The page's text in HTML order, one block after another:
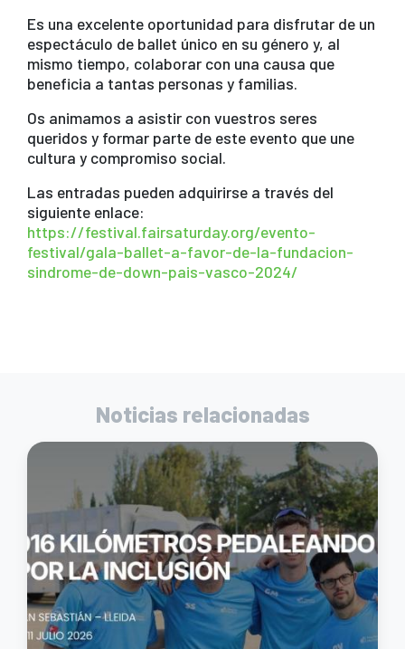
Es una excelente oportunidad para disfrutar de un
espectáculo de ballet único en su género y, al
mismo tiempo, colaborar con una causa que
beneficia a tantas personas y familias.
Os animamos a asistir con vuestros seres
queridos y formar parte de este evento que une
cultura y compromiso social.
Las entradas pueden adquirirse a través del
siguiente enlace:
https://festival.fairsaturday.org/evento-
festival/gala-ballet-a-favor-de-la-fundacion-
sindrome-de-down-pais-vasco-2024/
Noticias relacionadas